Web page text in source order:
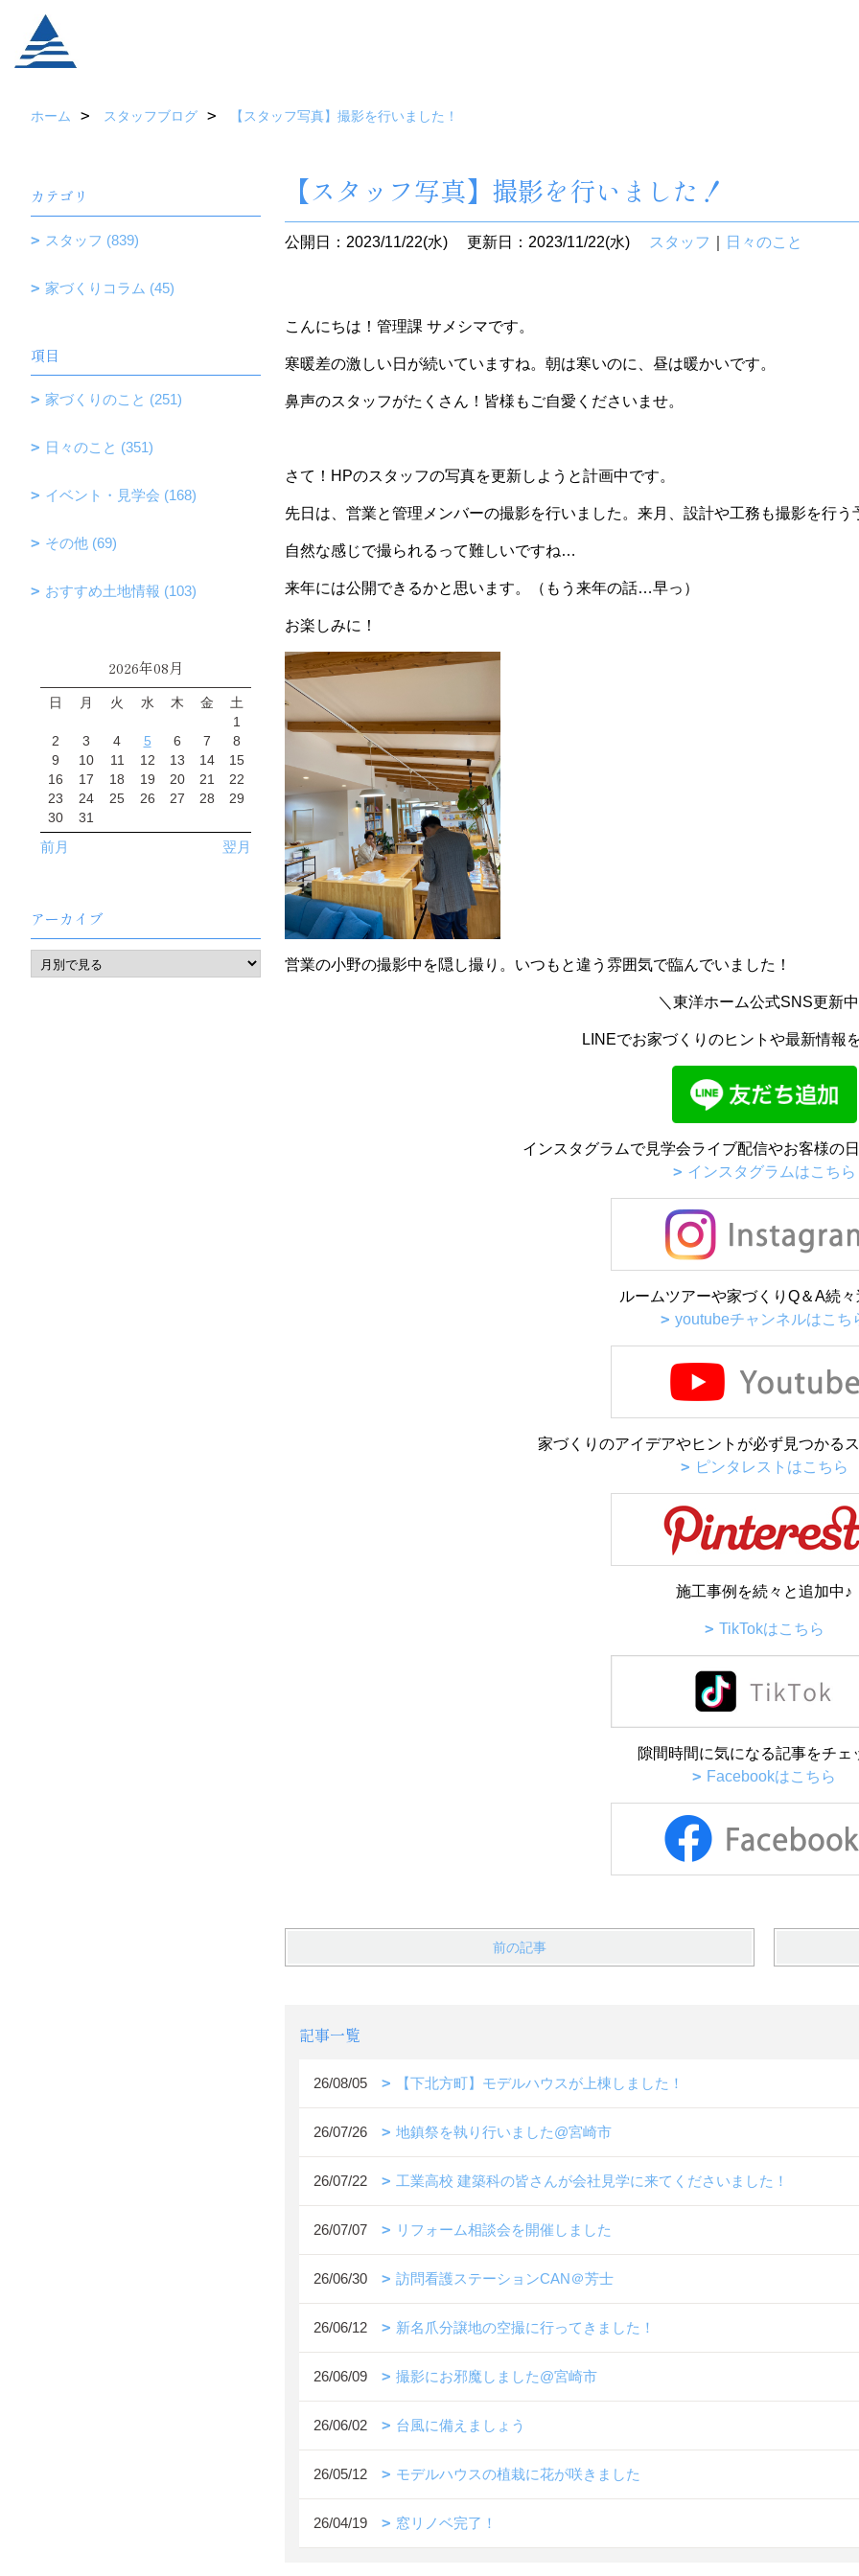
ホーム スタッフブログ 【スタッフ写真】撮影を行いました！
【スタッフ写真】撮影を行いました！
公開日：2023/11/22(水) 更新日：2023/11/22(水) スタッフ 日々のこと
こんにちは！管理課 サメシマです。
寒暖差の激しい日が続いていますね。朝は寒いのに、昼は暖かいです。
鼻声のスタッフがたくさん！皆様もご自愛くださいませ。
さて！HPのスタッフの写真を更新しようと計画中です。
先日は、営業と管理メンバーの撮影を行いました。来月、設計や工務も撮影を行う
自然な感じで撮られるって難しいですね…
来年には公開できるかと思います。（もう来年の話…早っ）
お楽しみに！
営業の小野の撮影中を隠し撮り。いつもと違う雰囲気で臨んでいました！
＼東洋ホーム公式SNS更新
LINEでお家づくりのヒントや最新情報
インスタグラムで見学会ライブ配信やお客様の
インスタグラムはこちら
ルームツアーや家づくりQ＆A続々
youtubeチャンネルはこち
家づくりのアイデアやヒントが必ず見つかる
ピンタレストはこちら
施工事例を続々と追加中♪
TikTokはこちら
隙間時間に気になる記事をチェ
Facebookはこちら
前の記事
記事一覧
26/08/05 【下北方町】モデルハウスが上棟しました！
26/07/26 地鎮祭を執り行いました@宮崎市
26/07/22 工業高校 建築科の皆さんが会社見学に来てくださいました！
26/07/07 リフォーム相談会を開催しました
26/06/30 訪問看護ステーションCAN＠芳士
26/06/12 新名爪分譲地の空撮に行ってきました！
26/06/09 撮影にお邪魔しました@宮崎市
26/06/02 台風に備えましょう
26/05/12 モデルハウスの植栽に花が咲きました
26/04/19 窓リノベ完了！
カテゴリ
スタッフ (839)
家づくりコラム (45)
項目
家づくりのこと (251)
日々のこと (351)
イベント・見学会 (168)
その他 (69)
おすすめ土地情報 (103)
2026年08月
日 月 火 水 木 金
土
1
2
3 4 5 6 7
8
9
10 11 12 13 14
15
16
17 18 19 20 21
22
23
24 25 26 27 28
29
30
31
前月 翌月
アーカイブ